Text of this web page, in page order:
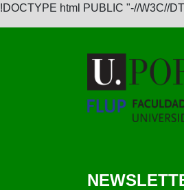
!DOCTYPE html PUBLIC "-//W3C//